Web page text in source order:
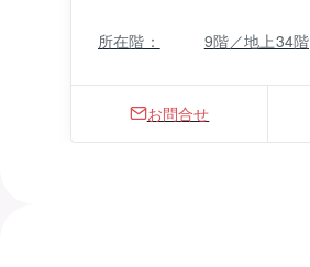
所在階： 9階／地上34階
お問合せ